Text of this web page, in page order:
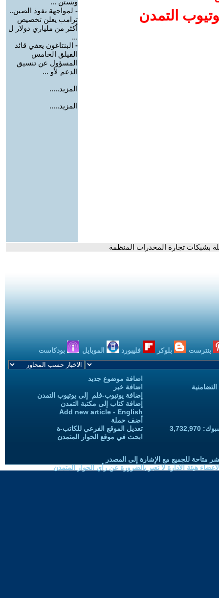
التمدن
ويستن ...
- لمواجهة نفوذ الصين..
ترامب يعلن تخصيص
أكثر من ملياري دولار ل
...
- البنتاغون يعفي قائد
الفيلق الخامس
المسؤول عن تنسيق
الدعم لأو ...
المزيد.....
المزيد.....
تجارة المخدرات المنظمة
بنترست بلوكر فليبورد الموبايل بودكاست
اضافة موضوع جديد
اضافة خبر
إضافة يوتيوب-فلم إلى يوتيوب التمدن
إضافة كتاب إلى مكتبة التمدن
Add new article - English
أضف حملة
تعديل الموقع الفرعي للكاتب-ة
ابحث في موقع الحوار المتمدن
متاحة للجميع مع الإشارة إلى المصدر
هيئة الادارة لا تعبر بالضرورة عن رأي الحوار المتمدن